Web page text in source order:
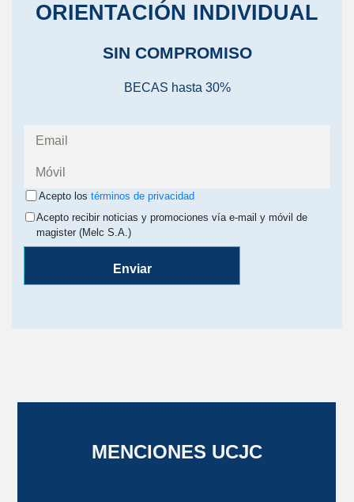
ORIENTACIÓN INDIVIDUAL
SIN COMPROMISO
BECAS hasta 30%
Acepto los términos de privacidad
Acepto recibir noticias y promociones vía e-mail y móvil de
magister (Melc S.A.)
Enviar
MENCIONES UCJC